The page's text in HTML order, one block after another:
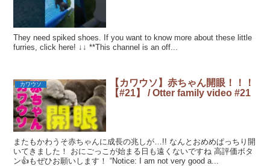
They need spiked shoes. If you want to know more about these little
furries, click here! ↓↓ **This channel is an off...
カワウソ
【カワウソ】赤ちゃん開眼！！！
【#21】 / Otter family video #21
またもかわうそ赤ちゃんに成長の兆しが…!! なんとおめめぱっちり開
いてきました！ おにごっこが始まる日も遠くないですね 高評価ボタ
ン👍もぜひお願いします！ “Notice: I am not very good a...